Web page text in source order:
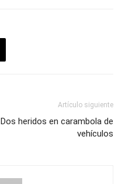
Artículo siguiente
Dos heridos en carambola de
vehículos